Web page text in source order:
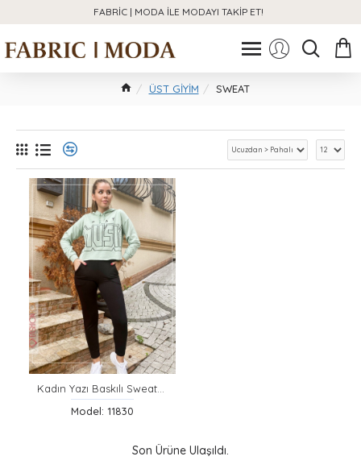
FABRIC | MODA ILE MODAYI TAKIP ET!
ÜST GİYİM SWEAT
Kadın Yazı Baskılı Sweatshirt
Model: 11830
Son Ürüne Ulaşıldı.